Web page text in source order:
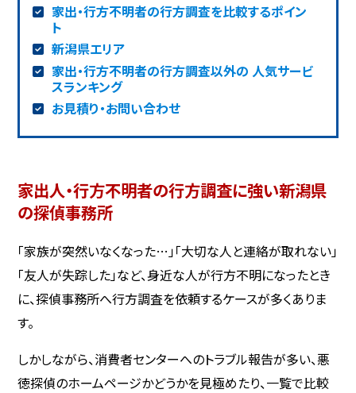
家出・行方不明者の行方調査を比較するポイン
ト
新潟県エリア
家出・行方不明者の行方調査以外の 人気サービ
スランキング
お見積り・お問い合わせ
家出人・行方不明者の行方調査に強い新潟県
の探偵事務所
「家族が突然いなくなった…」「大切な人と連絡が取れない」
「友人が失踪した」など、身近な人が行方不明になったとき
に、探偵事務所へ行方調査を依頼するケースが多くありま
す。
しかしながら、消費者センターへのトラブル報告が多い、悪
徳探偵のホームページかどうかを見極めたり、一覧で比較